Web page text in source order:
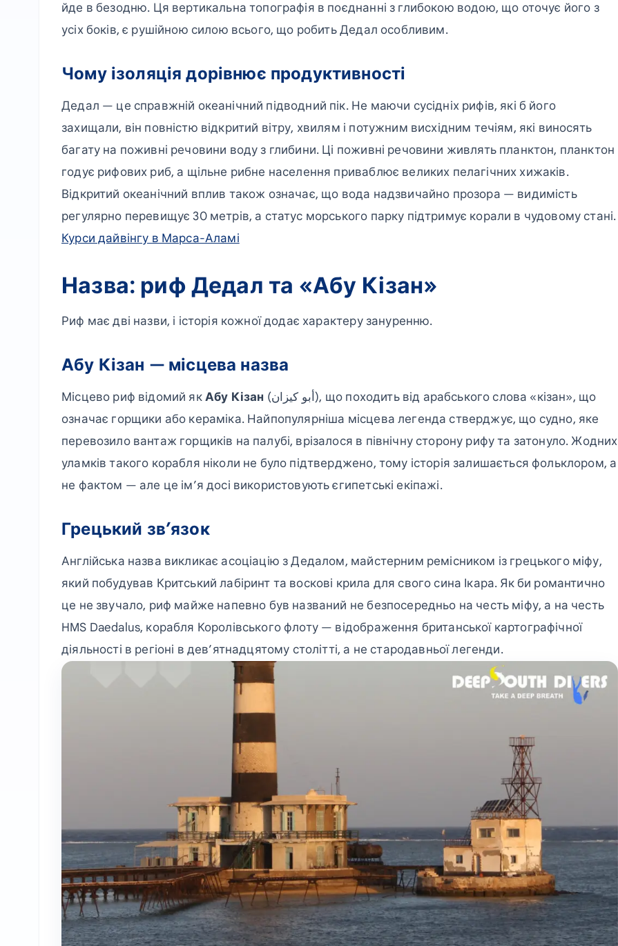
йде в безодню. Ця вертикальна топографія в поєднанні з глибокою водою, що оточує його з
усіх боків, є рушійною силою всього, що робить Дедал особливим.
Чому ізоляція дорівнює продуктивності
Дедал — це справжній океанічний підводний пік. Не маючи сусідніх рифів, які б його
захищали, він повністю відкритий вітру, хвилям і потужним висхідним течіям, які виносять
багату на поживні речовини воду з глибини. Ці поживні речовини живлять планктон, планктон
годує рифових риб, а щільне рибне населення приваблює великих пелагічних хижаків.
Відкритий океанічний вплив також означає, що вода надзвичайно прозора — видимість
регулярно перевищує 30 метрів, а статус морського парку підтримує корали в чудовому стані.
Курси дайвінгу в Марса-Аламі
Назва: риф Дедал та «Абу Кізан»
Риф має дві назви, і історія кожної додає характеру зануренню.
Абу Кізан — місцева назва
Місцево риф відомий якАбу Кізан (أبو كيزان), що походить від арабського слова «кізан», що
означає горщики або кераміка. Найпопулярніша місцева легенда стверджує, що судно, яке
перевозило вантаж горщиків на палубі, врізалося в північну сторону рифу та затонуло. Жодних
уламків такого корабля ніколи не було підтверджено, тому історія залишається фольклором, а
не фактом — але це ім’я досі використовують єгипетські екіпажі.
Грецький зв’язок
Англійська назва викликає асоціацію з Дедалом, майстерним ремісником із грецького міфу,
який побудував Критський лабіринт та воскові крила для свого сина Ікара. Як би романтично
це не звучало, риф майже напевно був названий не безпосередньо на честь міфу, а на честь
HMS Daedalus, корабля Королівського флоту — відображення британської картографічної
діяльності в регіоні в дев’ятнадцятому столітті, а не стародавньої легенди.